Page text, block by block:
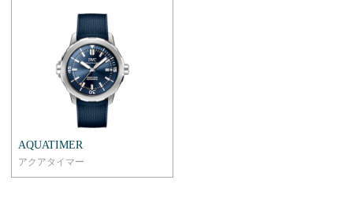
AQUATIMER
アクアタイマー